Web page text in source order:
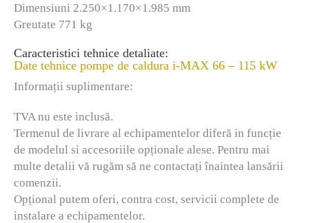
Dimensiuni 2.250×1.170×1.985 mm
Greutate 771 kg
Caracteristici tehnice detaliate:
Date tehnice pompe de caldura i-MAX 66 – 115 kW
Informații suplimentare:
TVA nu este inclusă.
Termenul de livrare al echipamentelor diferă in funcție
de modelul si accesoriile opționale alese. Pentru mai
multe detalii vă rugăm să ne contactați înaintea lansării
comenzii.
Opțional putem oferi, contra cost, servicii complete de
instalare a echipamentelor.